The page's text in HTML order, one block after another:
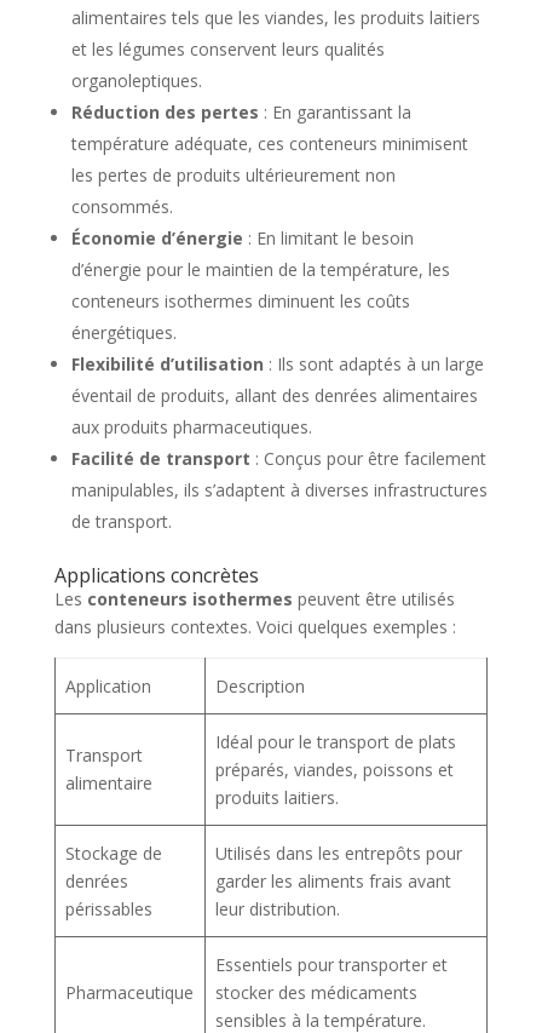
alimentaires tels que les viandes, les produits laitiers
et les légumes conservent leurs qualités
organoleptiques.
Réduction des pertes : En garantissant la
température adéquate, ces conteneurs minimisent
les pertes de produits ultérieurement non
consommés.
Économie d’énergie : En limitant le besoin
d’énergie pour le maintien de la température, les
conteneurs isothermes diminuent les coûts
énergétiques.
Flexibilité d’utilisation : Ils sont adaptés à un large
éventail de produits, allant des denrées alimentaires
aux produits pharmaceutiques.
Facilité de transport : Conçus pour être facilement
manipulables, ils s’adaptent à diverses infrastructures
de transport.
Applications concrètes
Les conteneurs isothermes peuvent être utilisés
dans plusieurs contextes. Voici quelques exemples :
Application Description
Transport
alimentaire
Idéal pour le transport de plats
préparés, viandes, poissons et
produits laitiers.
Stockage de
denrées
périssables
Utilisés dans les entrepôts pour
garder les aliments frais avant
leur distribution.
Pharmaceutique
Essentiels pour transporter et
stocker des médicaments
sensibles à la température.